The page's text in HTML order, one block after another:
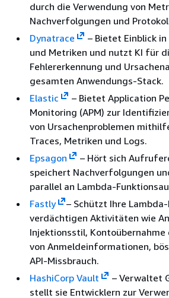
durch die Verwendung von
Nachverfolgungen und
Dynatrace
– Bietet Einblick
und Metriken und nutzt KI für
Fehlererkennung und
gesamten Anwendungs-Stack.
Elastic
– Bietet Application
Monitoring (APM) zur
von Ursachenproblemen
Traces, Metriken und Logs.
Epsagon
– Hört sich
speichert Nachverfolgungen
parallel an Lambda-
Fastly
– Schützt Ihre
verdächtigen Aktivitäten wie
Injektionsstil, Kontoübernahme
von Anmeldeinformationen,
API-Missbrauch.
HashiCorp Vault
– Verwaltet
stellt sie Entwicklern zur